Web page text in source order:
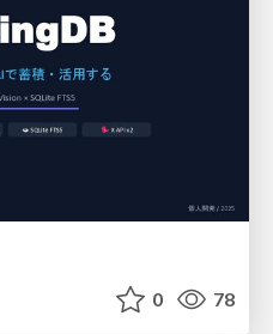
0 78